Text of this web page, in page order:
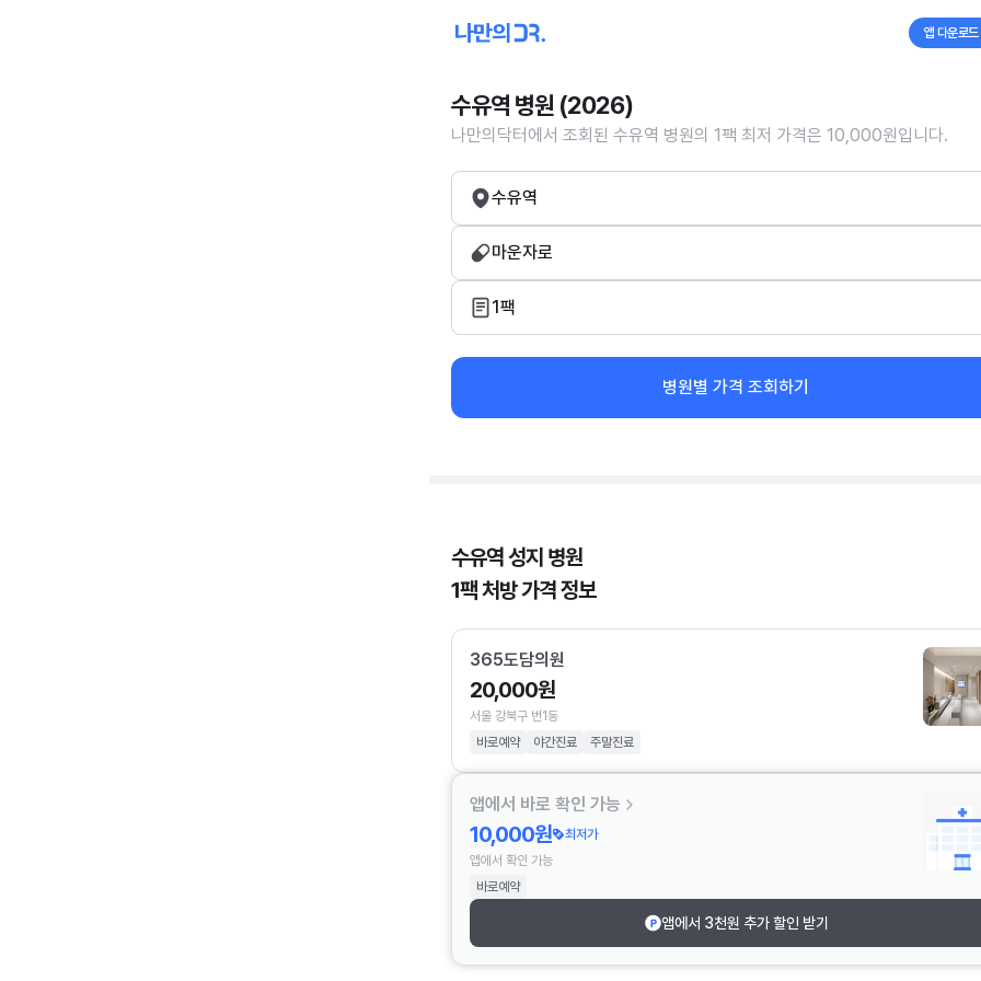
앱 다운로드
수유역 병원 (2026)
나만의닥터에서 조회된 수유역 병원의 1팩 최저 가격은 10,000원입니다.
수유역
마운자로
1팩
병원별 가격 조회하기
수유역 성지 병원
1팩 처방 가격 정보
365도담의원
20,000원
서울 강북구 번1동
바로예약
야간진료 주말진료
앱에서 바로 확인 가능
10,000원
최저가
앱에서 확인 가능
바로예약
앱에서 3천원 추가 할인 받기